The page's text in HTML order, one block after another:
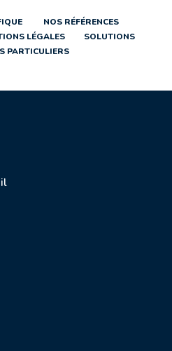
NOS RÉFÉRENCES
LÉGALES
SOLUTIONS
PARTICULIERS